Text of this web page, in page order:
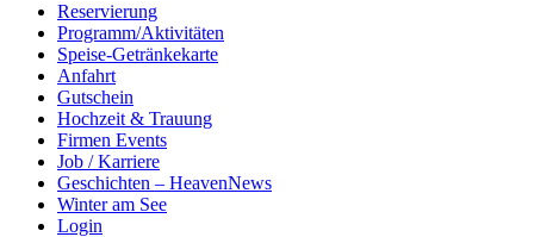
Reservierung
Programm/Aktivitäten
Speise-Getränkekarte
Anfahrt
Gutschein
Hochzeit & Trauung
Firmen Events
Job / Karriere
Geschichten – HeavenNews
Winter am See
Login